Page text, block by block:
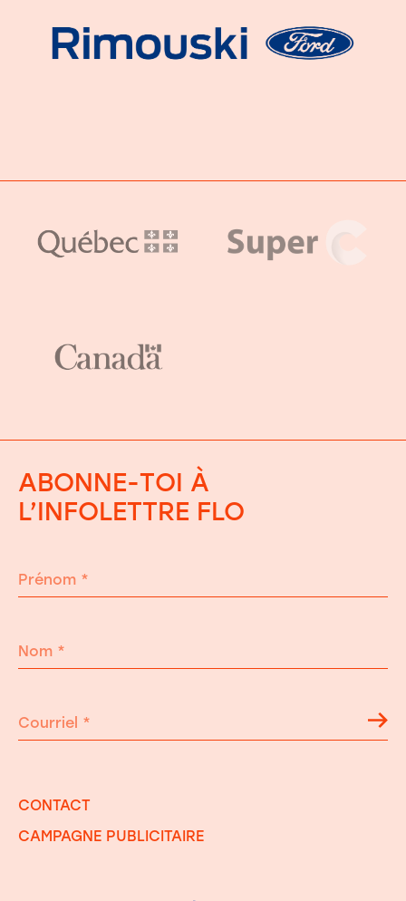
ABONNE-TOI À
L’INFOLETTRE FLO
Prénom *
Nom *
Courriel *
CONTACT
CAMPAGNE PUBLICITAIRE